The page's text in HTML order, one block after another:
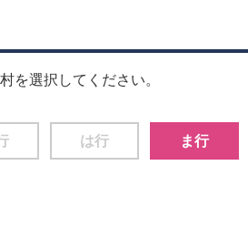
を選択してください。
は行 ま行